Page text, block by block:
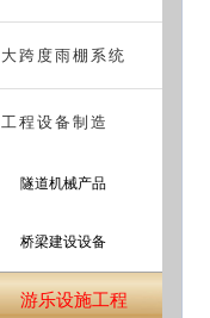
大跨度雨棚系统
工程设备制造
隧道机械产品
桥梁建设设备
游乐设施工程